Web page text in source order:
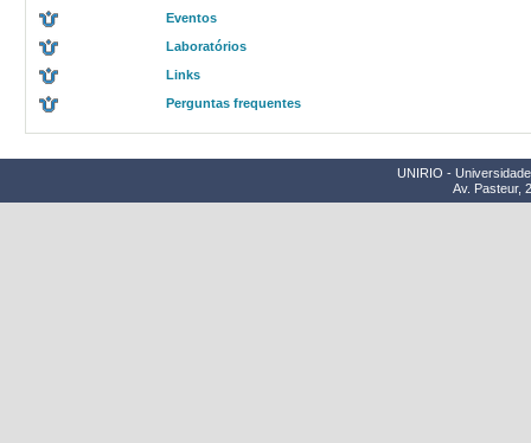
Eventos
Laboratórios
Links
Perguntas frequentes
UNIRIO -
Av. Pasteur,